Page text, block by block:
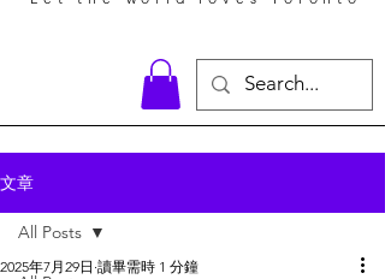
文章
All Posts
2025年7月29日 讀畢需時 1 分鐘